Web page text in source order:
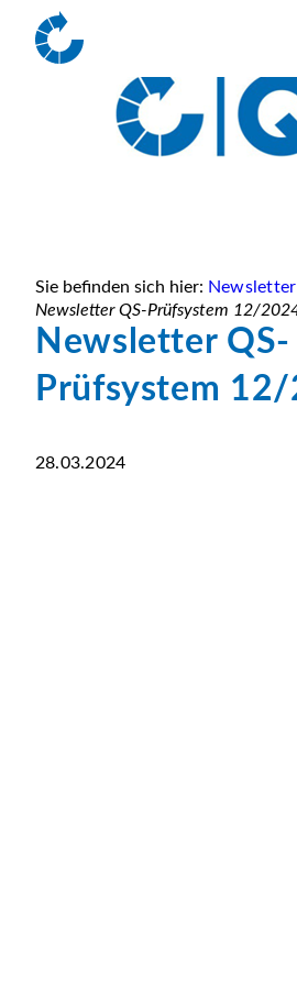
Sie befinden sich hier: Newsletter
Newsletter QS-Prüfsystem 12/
Newsletter QS-
Prüfsystem
28.03.2024